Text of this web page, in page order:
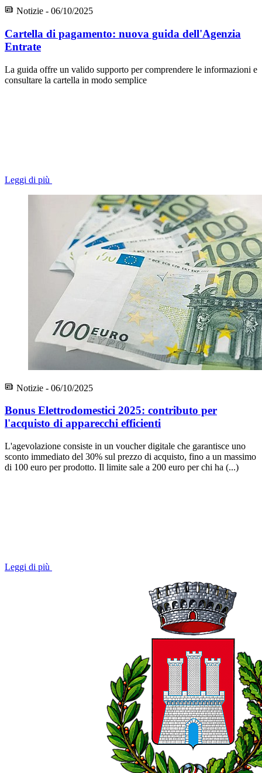
Notizie - 06/10/2025
Cartella di pagamento: nuova guida dell'Agenzia
Entrate
La guida offre un valido supporto per comprendere le informazioni e
consultare la cartella in modo semplice
Leggi di più
Notizie - 06/10/2025
Bonus Elettrodomestici 2025: contributo per
l'acquisto di apparecchi efficienti
L'agevolazione consiste in un voucher digitale che garantisce uno
sconto immediato del 30% sul prezzo di acquisto, fino a un massimo
di 100 euro per prodotto. Il limite sale a 200 euro per chi ha (...)
Leggi di più